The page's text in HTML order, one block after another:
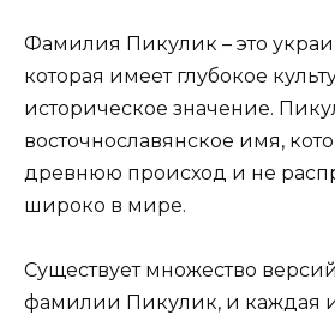
Фамилия Пикулик – это
которая имеет глубокое
историческое значение.
восточнославянское имя,
древнюю происход и не
широко в мире.
Существует множество
фамилии Пикулик, и каждая